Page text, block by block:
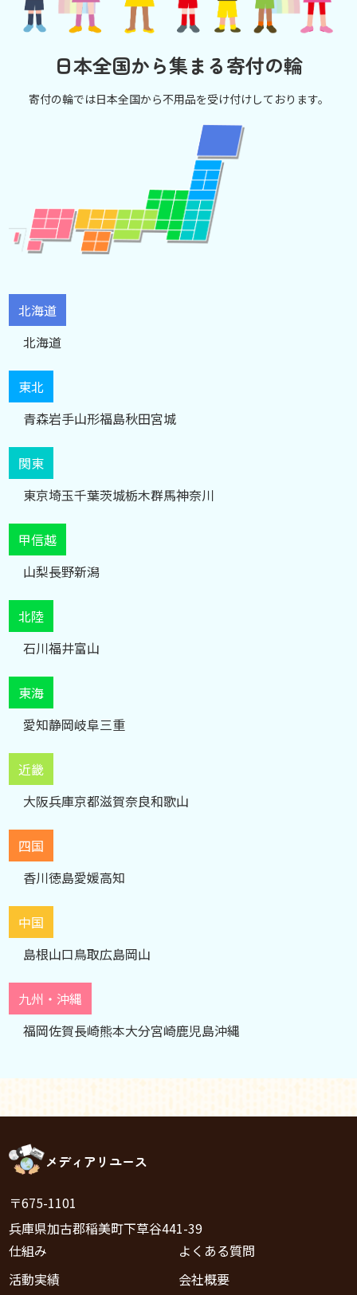
日本全国から集まる寄付の輪
寄付の輪では日本全国から不用品を受け付けしております。
北海道
北海道
東北
青森岩手山形福島秋田宮城
関東
東京埼玉千葉茨城栃木群馬神奈川
甲信越
山梨長野新潟
北陸
石川福井富山
東海
愛知静岡岐阜三重
近畿
大阪兵庫京都滋賀奈良和歌山
四国
香川徳島愛媛高知
中国
島根山口鳥取広島岡山
九州・沖縄
福岡佐賀長崎熊本大分宮崎鹿児島沖縄
メディアリユース
〒675-1101
兵庫県加古郡稲美町下草谷441-39
仕組み
活動実績
よくある質問
会社概要